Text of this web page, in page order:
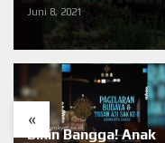
Juni 8, 2021
«
Bikin Bangga! Anak